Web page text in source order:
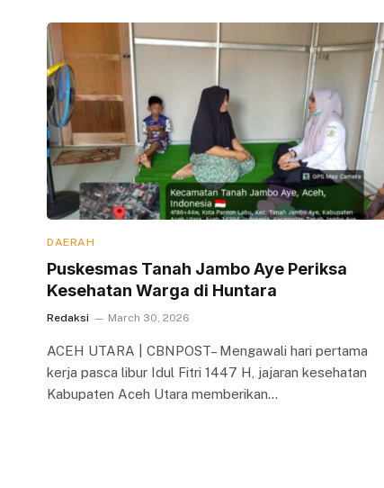
DAERAH
Puskesmas Tanah Jambo Aye Periksa
Kesehatan Warga di Huntara
Redaksi March 30, 2026
ACEH UTARA | CBNPOST– Mengawali hari pertama
kerja pasca libur Idul Fitri 1447 H, jajaran kesehatan
Kabupaten Aceh Utara memberikan…